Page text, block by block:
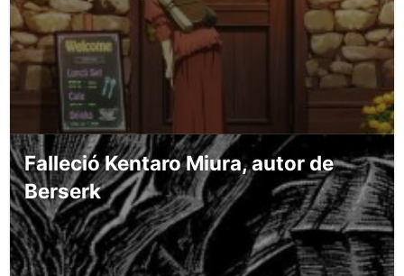
Falleció Kentaro Miura, autor de
Berserk